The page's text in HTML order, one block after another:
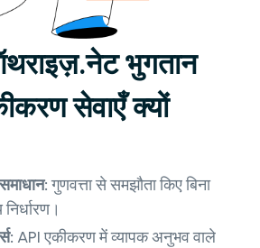
भुगतान
सेवाएँ क्यों
गुणवत्ता से समझौता किए बिना
API एकीकरण में व्यापक अनुभव वाले